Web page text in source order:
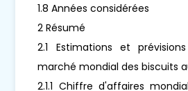
1.8 Années considérées
2 Résumé
2.1 Estimations et
marché mondial des biscuits
2.1.1 Chiffre d'affaires